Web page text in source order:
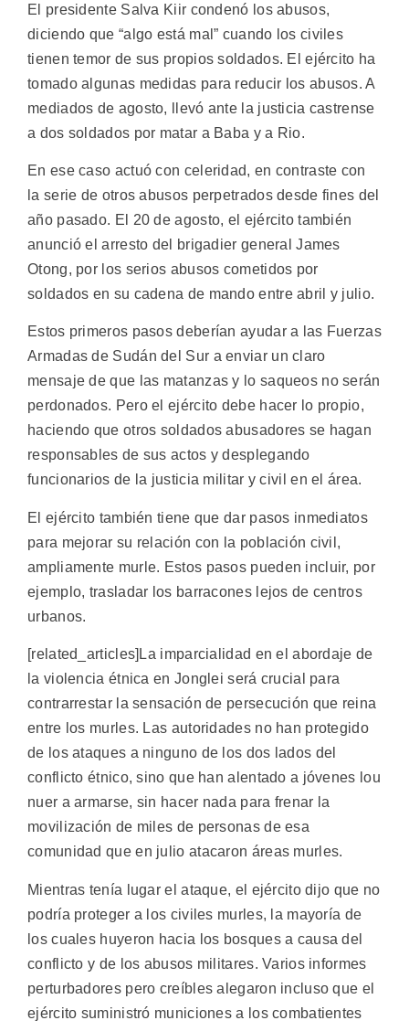
El presidente Salva Kiir condenó los abusos,
diciendo que “algo está mal” cuando los civiles
tienen temor de sus propios soldados. El ejército ha
tomado algunas medidas para reducir los abusos. A
mediados de agosto, llevó ante la justicia castrense
a dos soldados por matar a Baba y a Rio.
En ese caso actuó con celeridad, en contraste con
la serie de otros abusos perpetrados desde fines del
año pasado. El 20 de agosto, el ejército también
anunció el arresto del brigadier general James
Otong, por los serios abusos cometidos por
soldados en su cadena de mando entre abril y julio.
Estos primeros pasos deberían ayudar a las Fuerzas
Armadas de Sudán del Sur a enviar un claro
mensaje de que las matanzas y lo saqueos no serán
perdonados. Pero el ejército debe hacer lo propio,
haciendo que otros soldados abusadores se hagan
responsables de sus actos y desplegando
funcionarios de la justicia militar y civil en el área.
El ejército también tiene que dar pasos inmediatos
para mejorar su relación con la población civil,
ampliamente murle. Estos pasos pueden incluir, por
ejemplo, trasladar los barracones lejos de centros
urbanos.
[related_articles]La imparcialidad en el abordaje de
la violencia étnica en Jonglei será crucial para
contrarrestar la sensación de persecución que reina
entre los murles. Las autoridades no han protegido
de los ataques a ninguno de los dos lados del
conflicto étnico, sino que han alentado a jóvenes lou
nuer a armarse, sin hacer nada para frenar la
movilización de miles de personas de esa
comunidad que en julio atacaron áreas murles.
Mientras tenía lugar el ataque, el ejército dijo que no
podría proteger a los civiles murles, la mayoría de
los cuales huyeron hacia los bosques a causa del
conflicto y de los abusos militares. Varios informes
perturbadores pero creíbles alegaron incluso que el
ejército suministró municiones a los combatientes